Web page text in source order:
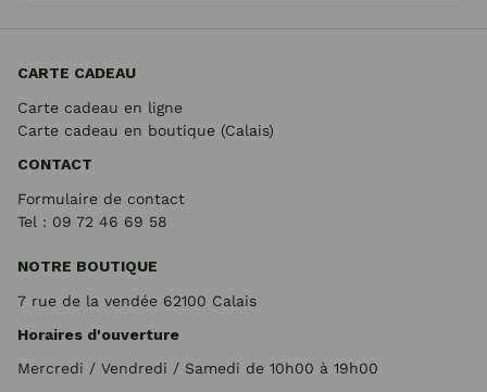
CARTE CADEAU
Carte cadeau en ligne
Carte cadeau en boutique (Calais)
CONTACT
Formulaire de contact
Tel : 09 72 46 69 58
NOTRE BOUTIQUE
7 rue de la vendée 62100 Calais
Horaires d'ouverture
Mercredi / Vendredi / Samedi de 10h00 à 19h00